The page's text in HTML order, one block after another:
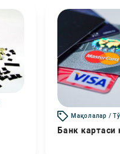
Мақолалар /
Банк картаси